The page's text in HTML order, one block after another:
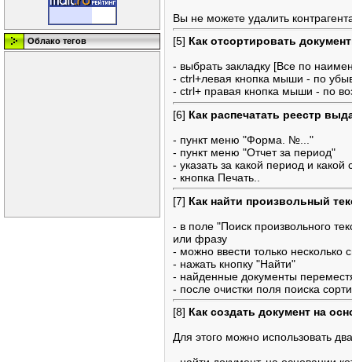
Облако тегов
Вы не можете удалить
[5] Как отсортировать
- выбрать закладку [Все по
- ctrl+левая кнопка мыши - по
- ctrl+ правая кнопка мыши - по
[6] Как распечатать реестр
- пункт меню "Форма. №..."
- пункт меню "Отчет за период"
- указать за какой период и
- кнопка Печать..
[7] Как найти произвольный
- в поле "Поиск произвольного
или фразу
- можно ввести только несколько
- нажать кнопку "Найти"
- найденные документы
- после очистки поля поиска
[8] Как создать документ на
Для этого можно использовать